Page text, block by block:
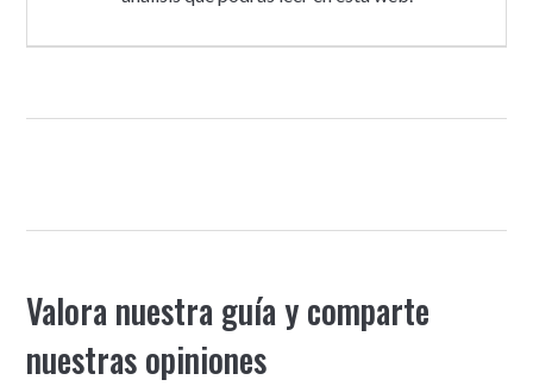
Valora nuestra guía y comparte
nuestras opiniones